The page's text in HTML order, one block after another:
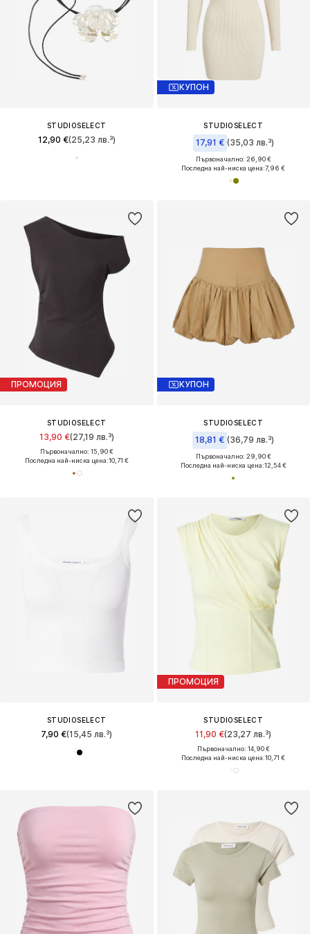
STUDIOSELECT
12,90 €(25,23 лв.³)
КУПОН
STUDIOSELECT
17,91 € (35,03 лв.³)
Първоначално: 26,90 €
Последна най-ниска цена:7,96 €
ПРОМОЦИЯ
STUDIOSELECT
13,90 €(27,19 лв.³)
Първоначално: 15,90 €
Последна най-ниска цена:10,71 €
КУПОН
STUDIOSELECT
18,81 € (36,79 лв.³)
Първоначално: 29,90 €
Последна най-ниска цена:12,54 €
STUDIOSELECT
7,90 €(15,45 лв.³)
ПРОМОЦИЯ
STUDIOSELECT
11,90 €(23,27 лв.³)
Първоначално: 14,90 €
Последна най-ниска цена:10,71 €